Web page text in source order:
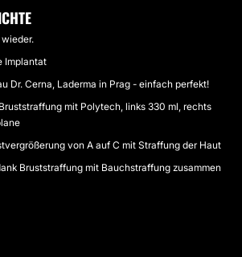
wieder.
Implantat
Dr. Cerna, Laderma in Prag - einfach perfekt!
mit Polytech, links 330 ml, rechts
von A auf C mit Straffung der Haut
Bruststraffung mit Bauchstraffung zusammen